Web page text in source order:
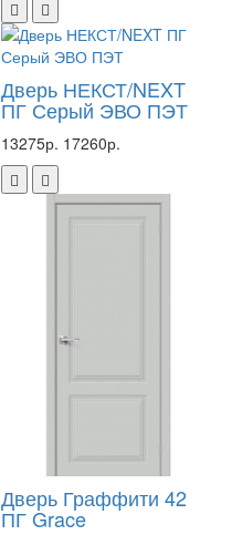
Дверь НЕКСТ/NEXT
ПГ Серый ЭВО ПЭТ
13275р. 17260р.
Дверь Граффити 42
ПГ Grace